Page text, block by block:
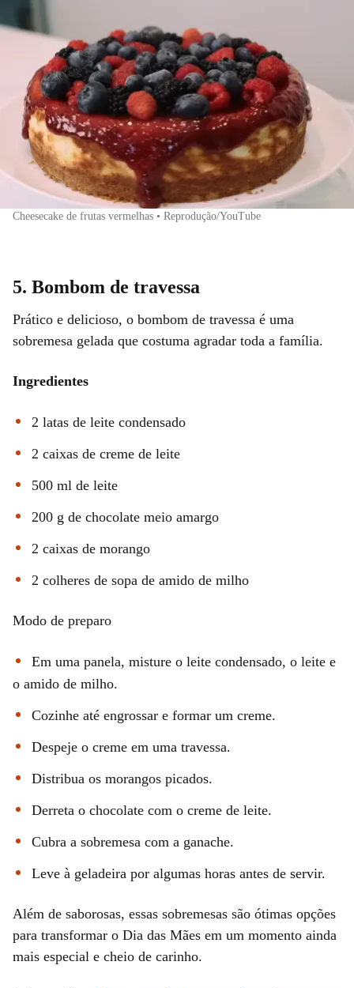
Cheesecake de frutas vermelhas • Reprodução/YouTube
5. Bombom de travessa
Prático e delicioso, o bombom de travessa é uma
sobremesa gelada que costuma agradar toda a família.
Ingredientes
2 latas de leite condensado
2 caixas de creme de leite
500 ml de leite
200 g de chocolate meio amargo
2 caixas de morango
2 colheres de sopa de amido de milho
Modo de preparo
Em uma panela, misture o leite condensado, o leite e
o amido de milho.
Cozinhe até engrossar e formar um creme.
Despeje o creme em uma travessa.
Distribua os morangos picados.
Derreta o chocolate com o creme de leite.
Cubra a sobremesa com a ganache.
Leve à geladeira por algumas horas antes de servir.
Além de saborosas, essas sobremesas são ótimas opções
para transformar o Dia das Mães em um momento ainda
mais especial e cheio de carinho.